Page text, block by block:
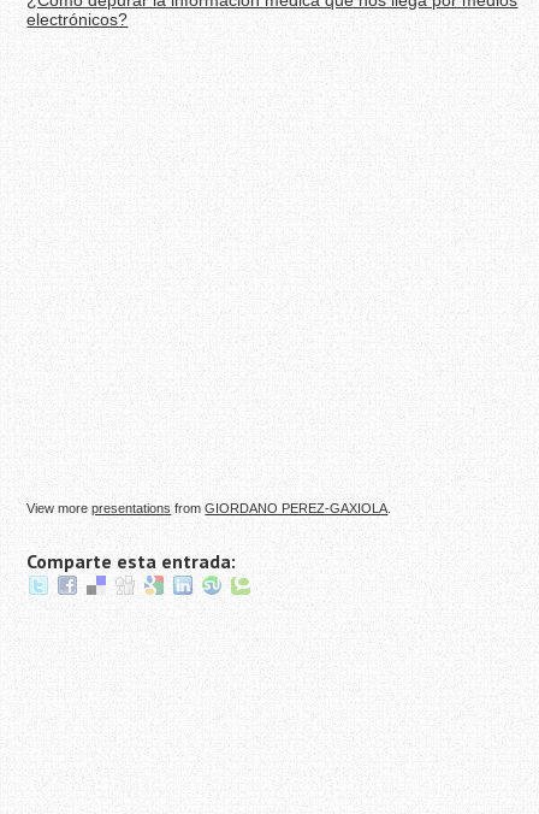
electrónicos?
View morepresentationsfromGIORDANO PEREZ-GAXIOLA
Comparte esta entrada: